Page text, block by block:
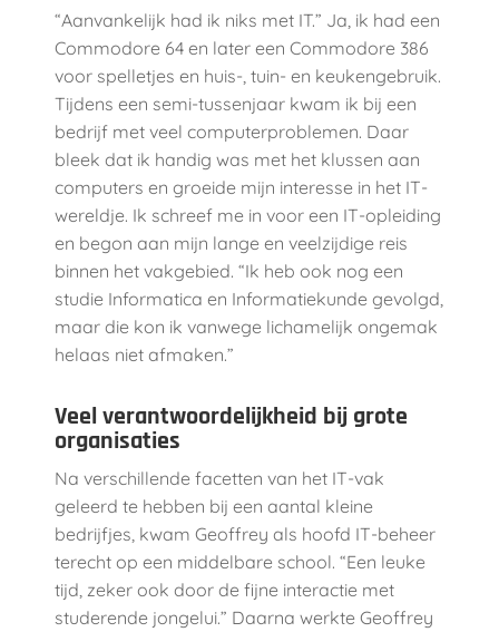
“Aanvankelijk had ik niks met IT.” Ja, ik had een
Commodore 64 en later een Commodore 386
voor spelletjes en huis-, tuin- en keukengebruik.
Tijdens een semi-tussenjaar kwam ik bij een
bedrijf met veel computerproblemen. Daar
bleek dat ik handig was met het klussen aan
computers en groeide mijn interesse in het IT-
wereldje. Ik schreef me in voor een IT-opleiding
en begon aan mijn lange en veelzijdige reis
binnen het vakgebied. “Ik heb ook nog een
studie Informatica en Informatiekunde gevolgd,
maar die kon ik vanwege lichamelijk ongemak
helaas niet afmaken.”
Veel verantwoordelijkheid bij grote
organisaties
Na verschillende facetten van het IT-vak
geleerd te hebben bij een aantal kleine
bedrijfjes, kwam Geoffrey als hoofd IT-beheer
terecht op een middelbare school. “Een leuke
tijd, zeker ook door de fijne interactie met
studerende jongelui.” Daarna werkte Geoffrey